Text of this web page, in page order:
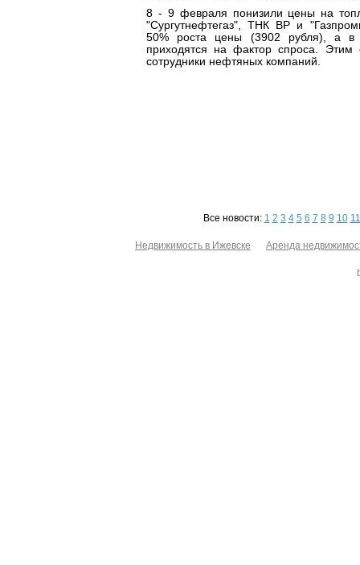
8 - 9 февраля понизили цены на
"Сургутнефтегаз", ТНК ВР и
50% роста цены (3902 рубля), а в
приходятся на фактор спроса. Этим
сотрудники нефтяных компаний.
Все новости: 1 2 3 4 5 6 7 8 9 10 11
Недвижимость в Ижевске Аренда